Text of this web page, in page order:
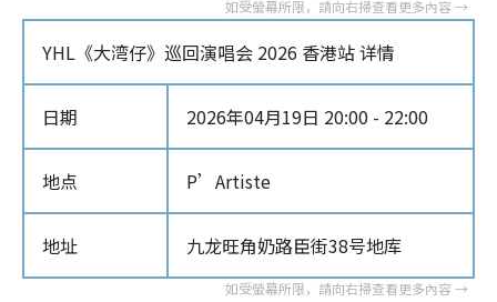
YHL《大湾仔》巡回演唱会 2026 香港站 详情
日期 2026年04月19日 20:00 - 22:00
地点 P’Artiste
地址 九龙旺角奶路臣街38号地库